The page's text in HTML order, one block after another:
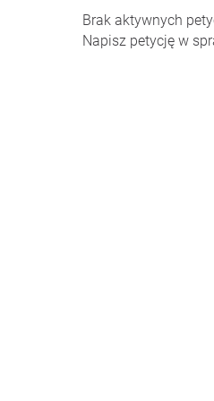
Brak aktywnych
Napisz petycję w